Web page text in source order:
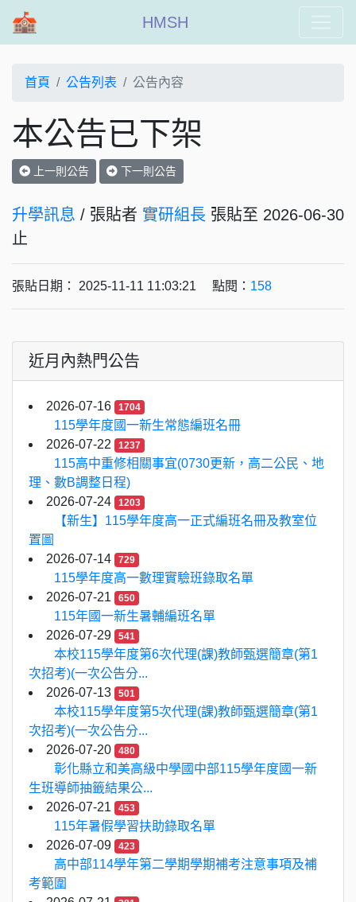
HMSH
首頁 公告列表 公告內容
本公告已下架
上一則公告 下一則公告
升學訊息 / 張貼者 實研組長 張貼至 2026-06-30
止
張貼日期： 2025-11-11 11:03:21 點閱： 158
近月內熱門公告
2026-07-16 1704
115學年度國一新生常態編班名冊
2026-07-22
1237
115高中重修相關事宜(0730更新，高二公民、地
理、數B調整日程)
2026-07-24
1203
【新生】115學年度高一正式編班名冊及教室位
置圖
2026-07-14
729
115學年度高一數理實驗班錄取名單
2026-07-21
650
115年國一新生暑輔編班名單
2026-07-29
541
本校115學年度第6次代理(課)教師甄選簡章(第1
次招考)(一次公告分...
2026-07-13
501
本校115學年度第5次代理(課)教師甄選簡章(第1
次招考)(一次公告分...
2026-07-20
480
彰化縣立和美高級中學國中部115學年度國一新
生班導師抽籤結果公...
2026-07-21
453
115年暑假學習扶助錄取名單
2026-07-09
423
高中部114學年第二學期學期補考注意事項及補
考範圍